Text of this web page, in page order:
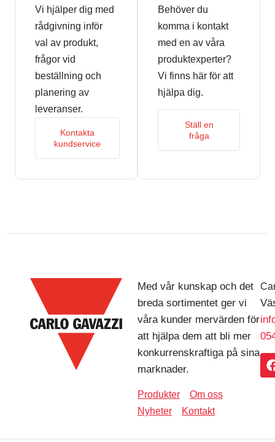
Vi hjälper dig med
rådgivning inför
val av produkt,
frågor vid
beställning och
planering av
leveranser.
Kontakta
kundservice
Behöver du
komma i kontakt
med en av våra
produktexperter?
Vi finns här för att
hjälpa dig.
Ställ en
fråga
Med vår kunskap och det
breda sortimentet ger vi
våra kunder mervärden för
att hjälpa dem att bli mer
konkurrenskraftiga på sina
marknader.
Produkter
Om oss
Nyheter
Kontakt